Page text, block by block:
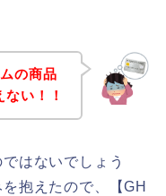
の商品
い！！
はないでしょう
抱えたので、【GH